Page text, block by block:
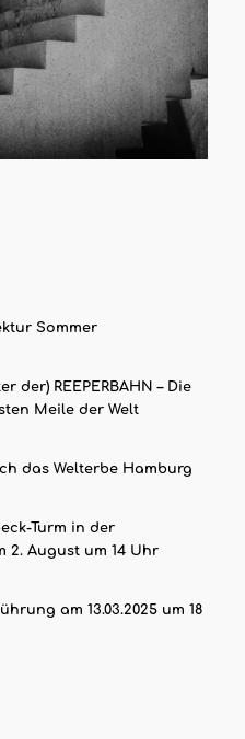
Sommer
der) REEPERBAHN – Die
Meile der Welt
das Welterbe Hamburg
Turm in der
2. August um 14 Uhr
am 13.03.2025 um 18